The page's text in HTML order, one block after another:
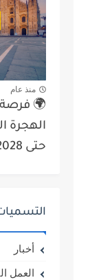
منذ عام
🌍 فرصة
الهجرة
حتى 2028
أخبار
العمل